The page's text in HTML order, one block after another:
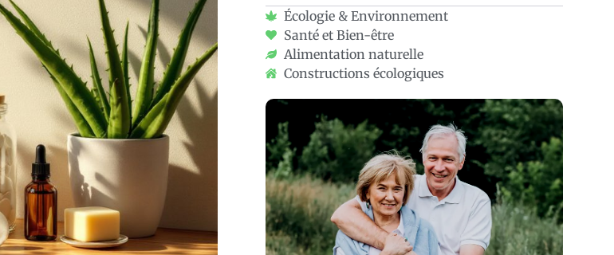
Écologie & Environnement
Santé et Bien-être
Alimentation naturelle
Constructions écologiques